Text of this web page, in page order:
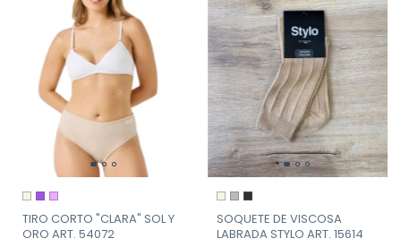
TIRO CORTO "CLARA" SOL Y
ORO ART. 54072
SOQUETE DE VISCOSA
LABRADA STYLO ART. 15614